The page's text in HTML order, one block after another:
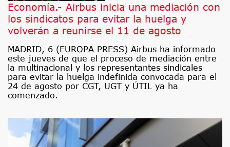
Economía.- Airbus inicia una mediación con
los sindicatos para evitar la huelga y
volverán a reunirse el 11 de agosto
MADRID, 6 (EUROPA PRESS) Airbus ha informado
este jueves de que el proceso de mediación entre
la multinacional y los representantes sindicales
para evitar la huelga indefinida convocada para el
24 de agosto por CGT, UGT y ÚTIL ya ha
comenzado.